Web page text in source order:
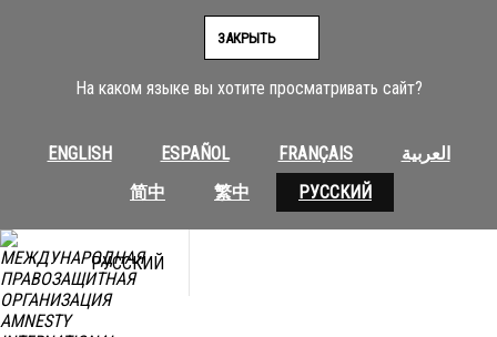
На каком языке вы хотите просматривать сайт?
ENGLISH ESPAÑOL FRANÇAIS
العربية
简中
繁中 РУССКИЙ
ЗАКРЫТЬ
РУССКИЙ